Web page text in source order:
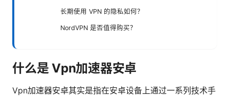
长期使用 VPN 的隐私如何？
NordVPN 是否值得购买？
什么是 Vpn加速器安卓
Vpn加速器安卓其实是指在安卓设备上通过一系列技术手